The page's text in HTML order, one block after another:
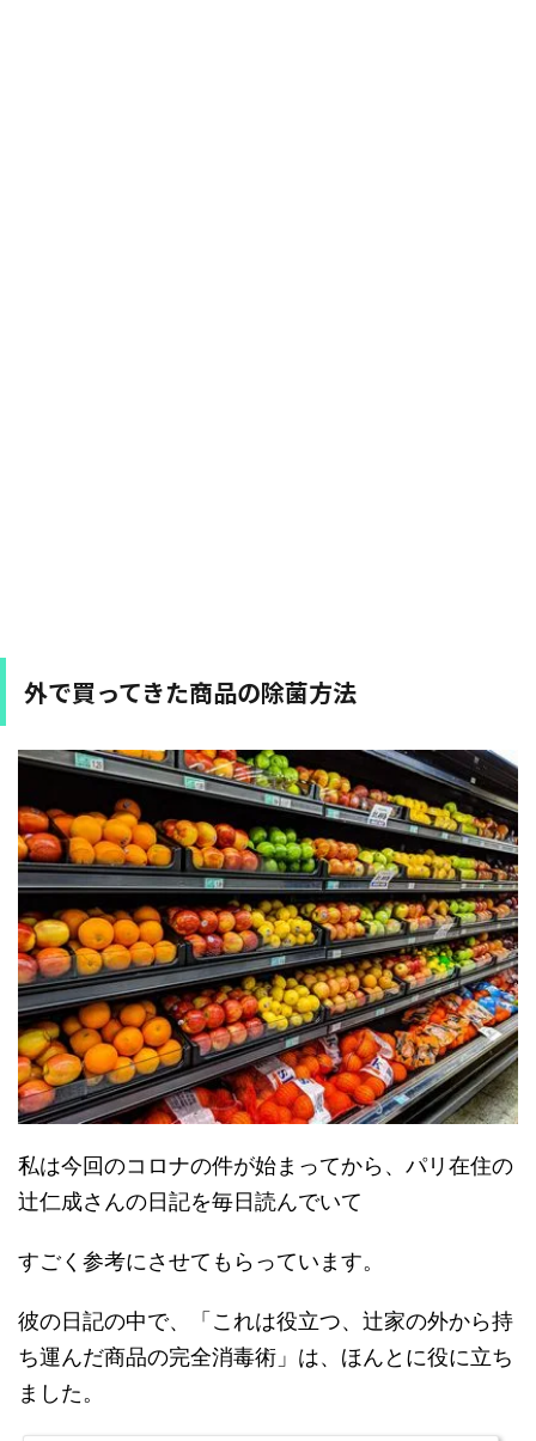
外で買ってきた商品の除菌方法
私は今回のコロナの件が始まってから、パリ在住の
辻仁成さんの日記を毎日読んでいて
すごく参考にさせてもらっています。
彼の日記の中で、「これは役立つ、辻家の外から持
ち運んだ商品の完全消毒術」は、ほんとに役に立ち
ました。